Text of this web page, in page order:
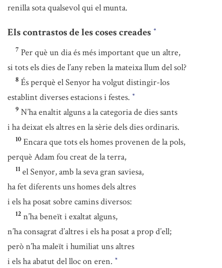
renilla sota qualsevol qui el munta.
Els contrastos de les coses creades *
7 Per què un dia és més important que un altre,
si tots els dies de l’any reben la mateixa llum del sol?
8 És perquè el Senyor ha volgut distingir-los
establint diverses estacions i festes. *
9 N’ha enaltit alguns a la categoria de dies sants
i ha deixat els altres en la sèrie dels dies ordinaris.
10 Encara que tots els homes provenen de la pols,
perquè Adam fou creat de la terra,
11 el Senyor, amb la seva gran saviesa,
ha fet diferents uns homes dels altres
i els ha posat sobre camins diversos:
12 n’ha beneït i exaltat alguns,
n’ha consagrat d’altres i els ha posat a prop d’ell;
però n’ha maleït i humiliat uns altres
i els ha abatut del lloc on eren. *